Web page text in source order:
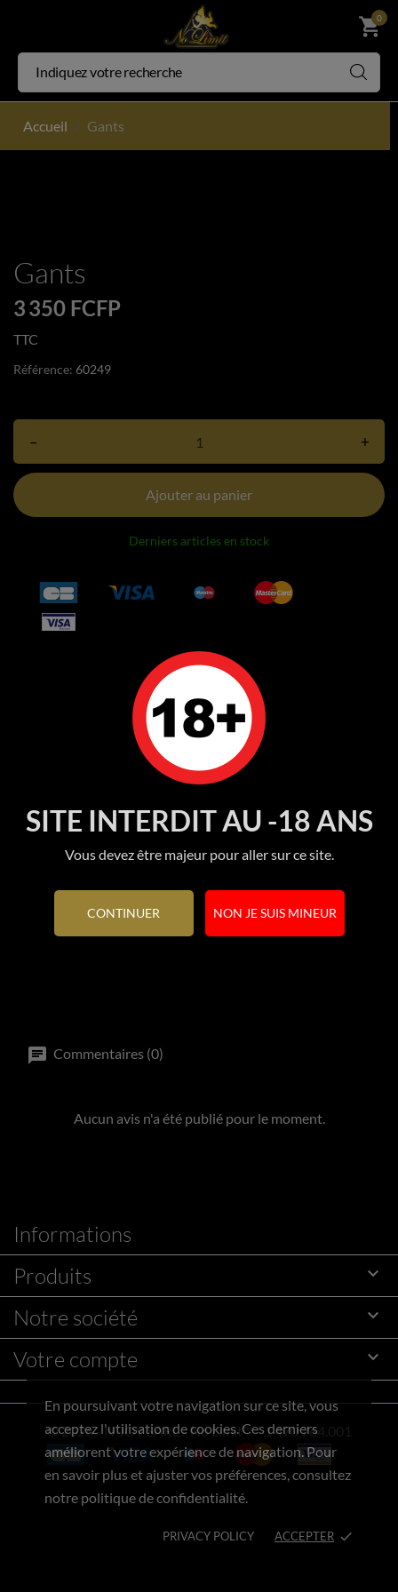
SITE INTERDIT AU -18 ANS
Vous devez être majeur pour aller sur ce site.
CONTINUER NON JE SUIS MINEUR
En poursuivant votre navigation sur ce site, vous
acceptez l'utilisation de cookies. Ces derniers
améliorent votre expérience de navigation. Pour
en savoir plus et ajuster vos préférences, consultez
notre politique de confidentialité.
PRIVACY POLICY ACCEPTER done
shopping_cart
0
Accueil Gants
Gants
3 350 FCFP
TTC
Référence: 60249
– +
Ajouter au panier
Derniers articles en stock
DÉTAILS DU PRODUIT
Référence 60249
En stock 1 Article
Références spécifiques
Commentaires (0)
Aucun avis n'a été publié pour le moment.
Informations
Produits

Notre société 
Votre compte 
© 2026 - N'JOY SARL - No Limit™ - 1 470 764.001